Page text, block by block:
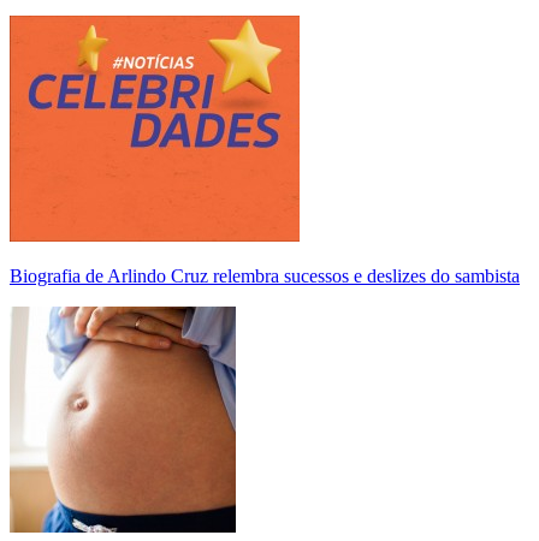
Biografia de Arlindo Cruz relembra sucessos e deslizes do sambista